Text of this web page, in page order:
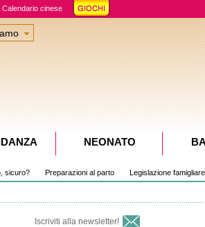
Calendario cinese
sicuro? Preparazioni al parto Legislazione famigliare
Iscriviti alla newsletter!
NEONATO